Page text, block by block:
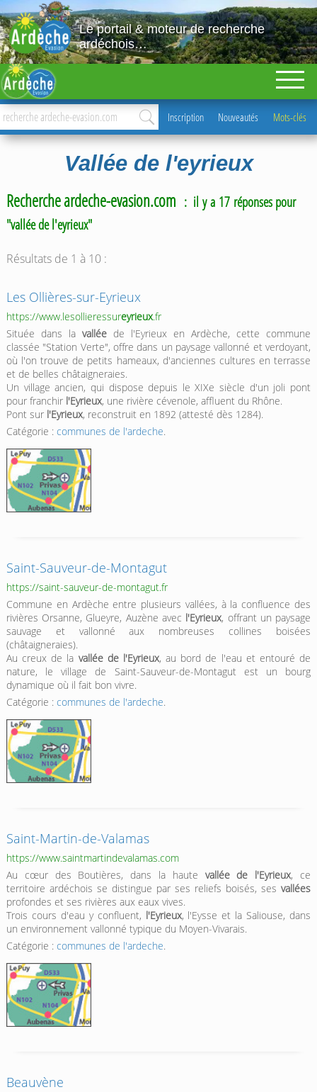
Le portail & moteur de recherche
ardéchois…
Inscription Nouveautés Mots-clés
Vallée de l'eyrieux
Recherche ardeche-evasion.com : il y a 17 réponses pour
"vallée de l'eyrieux"
Résultats de 1 à 10 :
Les Ollières-sur-Eyrieux
https://www.lesollieressureyrieux.fr
Située dans la valléede l'Eyrieux en Ardèche, cette commune
classée "Station Verte", offre dans un paysage vallonné et verdoyant,
où l'on trouve de petits hameaux, d'anciennes cultures en terrasse
et de belles châtaigneraies.
Un village ancien, qui dispose depuis le XIXe siècle d'un joli pont
pour franchir l'Eyrieux, une rivière cévenole, affluent du Rhône.
Pont sur l'Eyrieux, reconstruit en 1892 (attesté dès 1284).
Catégorie : communes de l'ardeche.
Saint-Sauveur-de-Montagut
https://saint-sauveur-de-montagut.fr
Commune en Ardèche entre plusieurs vallées, à la confluence des
rivières Orsanne, Glueyre, Auzène avec l'Eyrieux, offrant un paysage
sauvage et vallonné aux nombreuses collines boisées
(châtaigneraies).
Au creux de la vallée de l'Eyrieux, au bord de l'eau et entouré de
nature, le village de Saint-Sauveur-de-Montagut est un bourg
dynamique où il fait bon vivre.
Catégorie : communes de l'ardeche.
Saint-Martin-de-Valamas
https://www.saintmartindevalamas.com
Au cœur des Boutières, dans la haute vallée de l'Eyrieux, ce
territoire ardéchois se distingue par ses reliefs boisés, sesvallées
profondes et ses rivières aux eaux vives.
Trois cours d'eau y confluent, l'Eyrieux, l'Eysse et la Saliouse, dans
un environnement vallonné typique du Moyen-Vivarais.
Catégorie : communes de l'ardeche.
Beauvène